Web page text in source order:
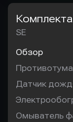
SE
Обзор
Датчик
Омыватель